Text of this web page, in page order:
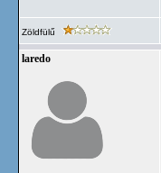
Zöldfülű
laredo